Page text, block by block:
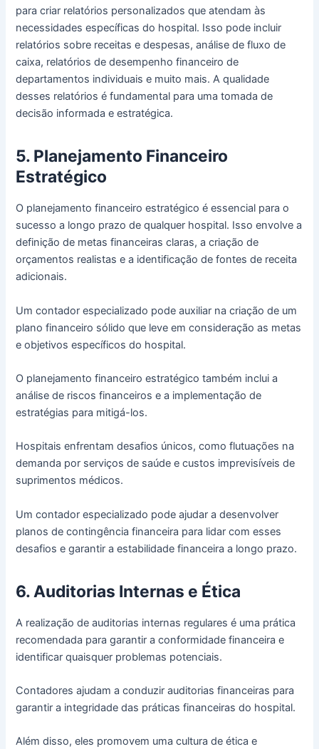
para criar relatórios personalizados que atendam às
necessidades específicas do hospital. Isso pode incluir
relatórios sobre receitas e despesas, análise de fluxo de
caixa, relatórios de desempenho financeiro de
departamentos individuais e muito mais. A qualidade
desses relatórios é fundamental para uma tomada de
decisão informada e estratégica.
5. Planejamento Financeiro
Estratégico
O planejamento financeiro estratégico é essencial para o
sucesso a longo prazo de qualquer hospital. Isso envolve a
definição de metas financeiras claras, a criação de
orçamentos realistas e a identificação de fontes de receita
adicionais.
Um contador especializado pode auxiliar na criação de um
plano financeiro sólido que leve em consideração as metas
e objetivos específicos do hospital.
O planejamento financeiro estratégico também inclui a
análise de riscos financeiros e a implementação de
estratégias para mitigá-los.
Hospitais enfrentam desafios únicos, como flutuações na
demanda por serviços de saúde e custos imprevisíveis de
suprimentos médicos.
Um contador especializado pode ajudar a desenvolver
planos de contingência financeira para lidar com esses
desafios e garantir a estabilidade financeira a longo prazo.
6. Auditorias Internas e Ética
A realização de auditorias internas regulares é uma prática
recomendada para garantir a conformidade financeira e
identificar quaisquer problemas potenciais.
Contadores ajudam a conduzir auditorias financeiras para
garantir a integridade das práticas financeiras do hospital.
Além disso, eles promovem uma cultura de ética e